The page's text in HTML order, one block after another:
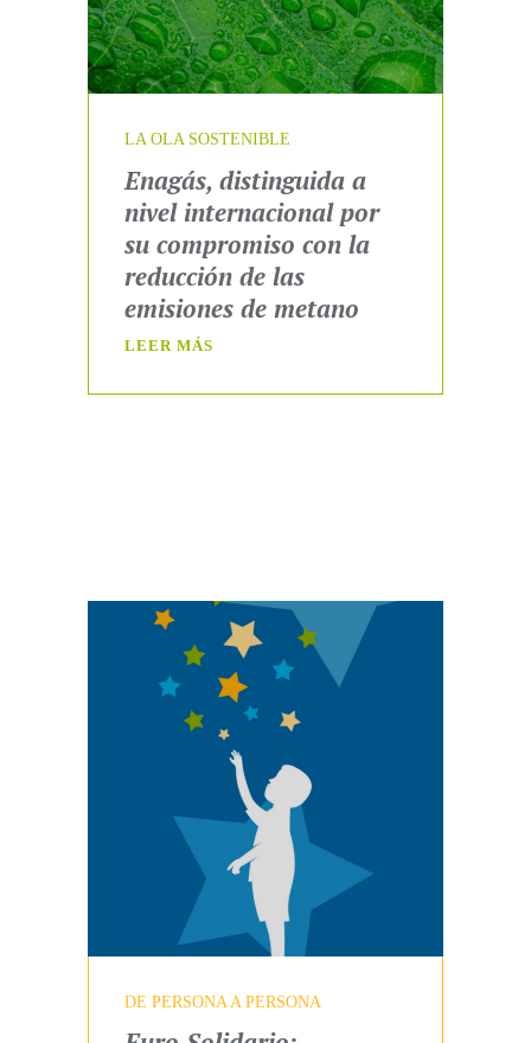
LA OLA SOSTENIBLE
Enagás, distinguida a
nivel internacional por
su compromiso con la
reducción de las
emisiones de metano
LEER MÁS
DE PERSONA A PERSONA